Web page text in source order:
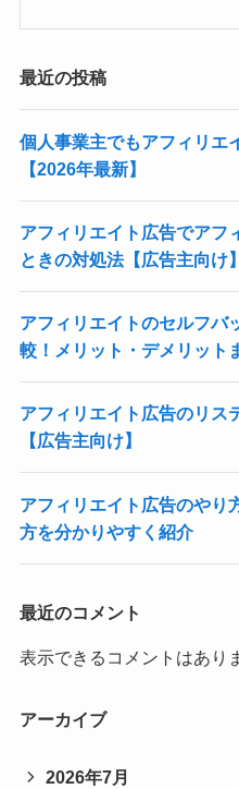
最近の投稿
個人事業主でもアフィリエ
【2026年最新】
アフィリエイト広告でアフ
ときの対処法【広告主向け】
アフィリエイトのセルフバ
較！メリット・デメリット
アフィリエイト広告のリス
【広告主向け】
アフィリエイト広告のやり
方を分かりやすく紹介
最近のコメント
表示できるコメントはあり
アーカイブ
2026年7月